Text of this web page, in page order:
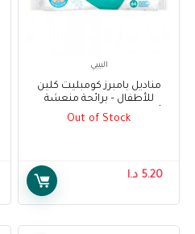
البيبي
مناديل بامبرز كومبليت كلين
للأطفال – برائحة منعشة
للأطفال ، 64 منديل – Pampers
Complete Clean Baby Wipes –
Out of Stock
5.20 د.ا